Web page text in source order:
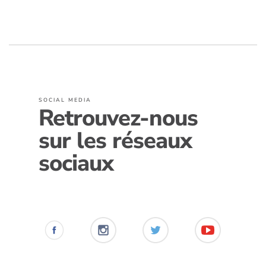
SOCIAL MEDIA
Retrouvez-nous
sur les réseaux
sociaux